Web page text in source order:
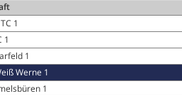
1
1
1
Werne 1
1